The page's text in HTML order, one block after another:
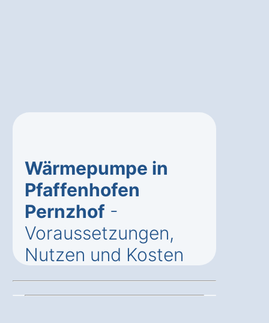
Wärmepumpe in
Pfaffenhofen
Pernzhof -
Voraussetzungen,
Nutzen und Kosten